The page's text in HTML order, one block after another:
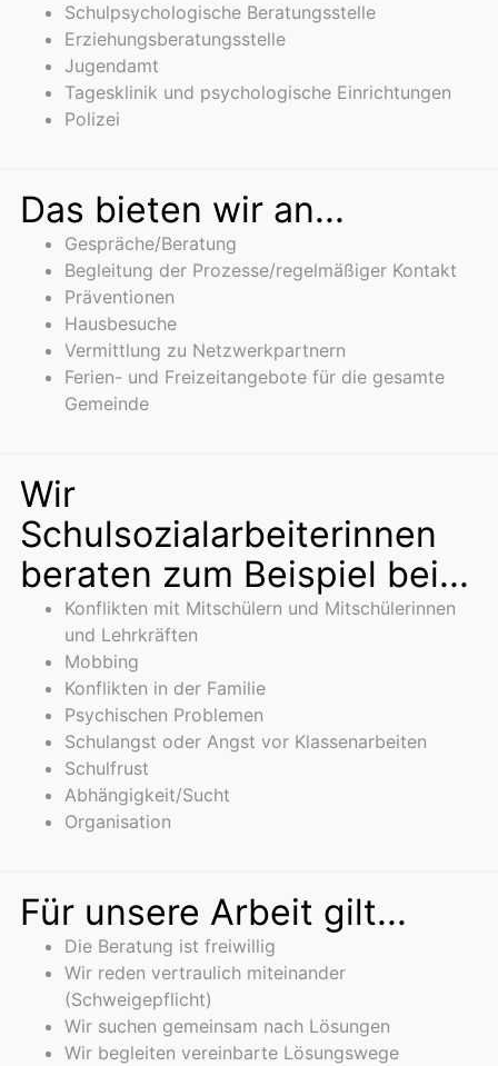
Schulpsychologische Beratungsstelle
Erziehungsberatungsstelle
Jugendamt
Tagesklinik und psychologische Einrichtungen
Polizei
Das bieten wir an...
Gespräche/Beratung
Begleitung der Prozesse/regelmäßiger Kontakt
Präventionen
Hausbesuche
Vermittlung zu Netzwerkpartnern
Ferien- und Freizeitangebote für die gesamte
Gemeinde
Wir
Schulsozialarbeiterinnen
beraten zum Beispiel bei...
Konflikten mit Mitschülern und Mitschülerinnen
und Lehrkräften
Mobbing
Konflikten in der Familie
Psychischen Problemen
Schulangst oder Angst vor Klassenarbeiten
Schulfrust
Abhängigkeit/Sucht
Organisation
Für unsere Arbeit gilt...
Die Beratung ist freiwillig
Wir reden vertraulich miteinander
(Schweigepflicht)
Wir suchen gemeinsam nach Lösungen
Wir begleiten vereinbarte Lösungswege